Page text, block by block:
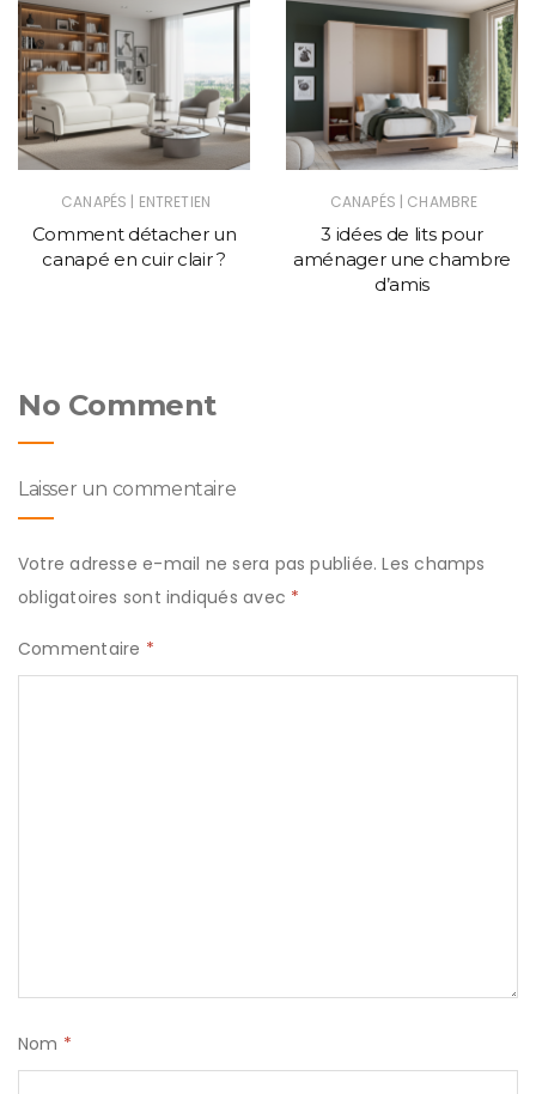
CANAPÉS | ENTRETIEN
Comment détacher un
canapé en cuir clair ?
CANAPÉS | CHAMBRE
3 idées de lits pour
aménager une chambre
d’amis
No Comment
Laisser un commentaire
Votre adresse e-mail ne sera pas publiée. Les champs
obligatoires sont indiqués avec *
Commentaire *
Nom *